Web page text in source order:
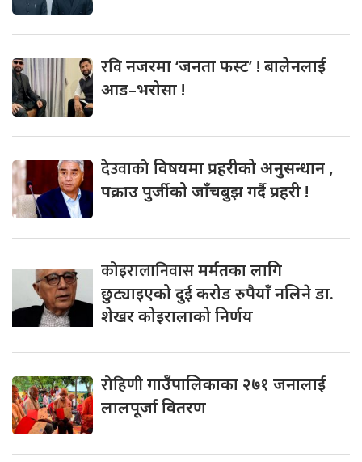
रविनजरमा ‘जनता फस्ट’ ! बालेनलाई
आड–भरोसा !
देउवाकोविषयमा प्रहरीको अनुसन्धान ,
पक्राउ पुर्जीको जाँचबुझ गर्दै प्रहरी !
कोइरालानिवासमर्मतका लागि
छुट्याइएको दुई करोड रुपैयाँ नलिने डा.
शेखर कोइरालाको निर्णय
रोहिणीगाउँपालिकाका २७१ जनालाई
लालपूर्जा वितरण